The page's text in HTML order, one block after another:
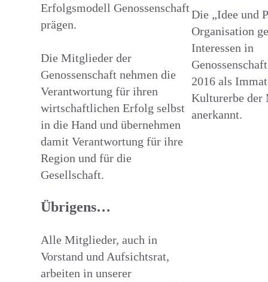
Erfolgsmodell Genossenschaft
prägen.
Die Mitglieder der
Genossenschaft nehmen die
Verantwortung für ihren
wirtschaftlichen Erfolg selbst
in die Hand und übernehmen
damit Verantwortung für ihre
Region und für die
Gesellschaft.
Übrigens…
Alle Mitglieder, auch in
Vorstand und Aufsichtsrat,
arbeiten in unserer
Die „Idee und
Organisation
Interessen in
2016 als
Kulturerbe der
anerkannt.